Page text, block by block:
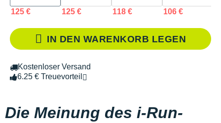
125 € 125 € 118 € 106 €
IN DEN WARENKORB LEGEN
Kostenloser Versand
6.25 € Treuevorteil
Die Meinung des i-Run-